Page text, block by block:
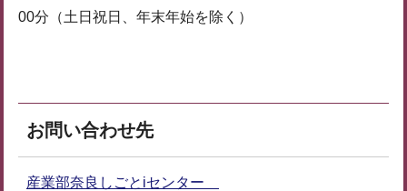
00分（土日祝日、年末年始を除く）
お問い合わせ先
産業部奈良しごとiセンター